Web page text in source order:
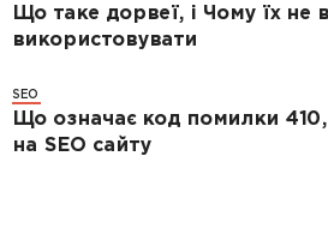
Що таке дорвеї, і Чому їх не
використовувати
SEO
Що означає код помилки 410,
на SEO сайту